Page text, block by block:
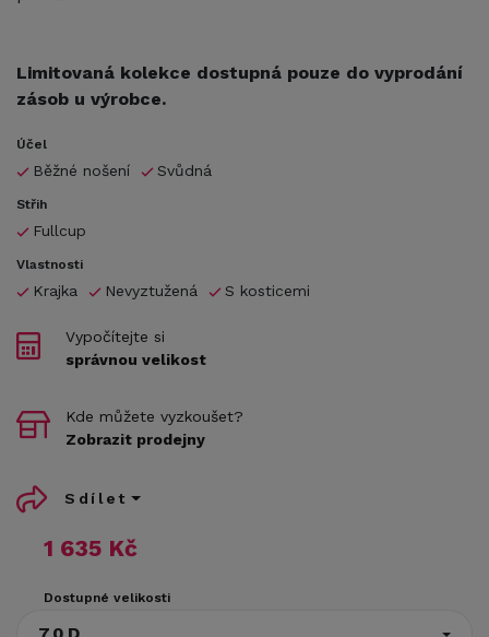
Limitovaná kolekce dostupná pouze do vyprodání
zásob u výrobce.
Účel
Běžné nošení Svůdná
Střih
Fullcup
Vlastnosti
Krajka Nevyztužená S kosticemi
1 635 Kč
Dostupné velikosti
Vypočítejte si
správnou velikost
Kde můžete vyzkoušet?
Zobrazit prodejny
Sdílet